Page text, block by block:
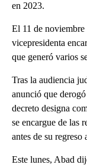
en 2023.
El 11 de
vicepresidenta
que generó varios
Tras la audiencia
anunció que
decreto designa
se encargue de las
antes de su regreso
Este lunes, Abad